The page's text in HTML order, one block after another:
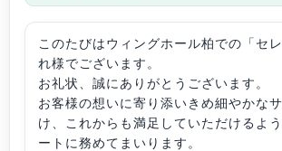
このたびはウィングホール柏での「セ
れ様でございます。
お礼状、誠にありがとうございます。
お客様の想いに寄り添いきめ細やかな
け、これからも満足していただけるよ
ートに務めてまいります。